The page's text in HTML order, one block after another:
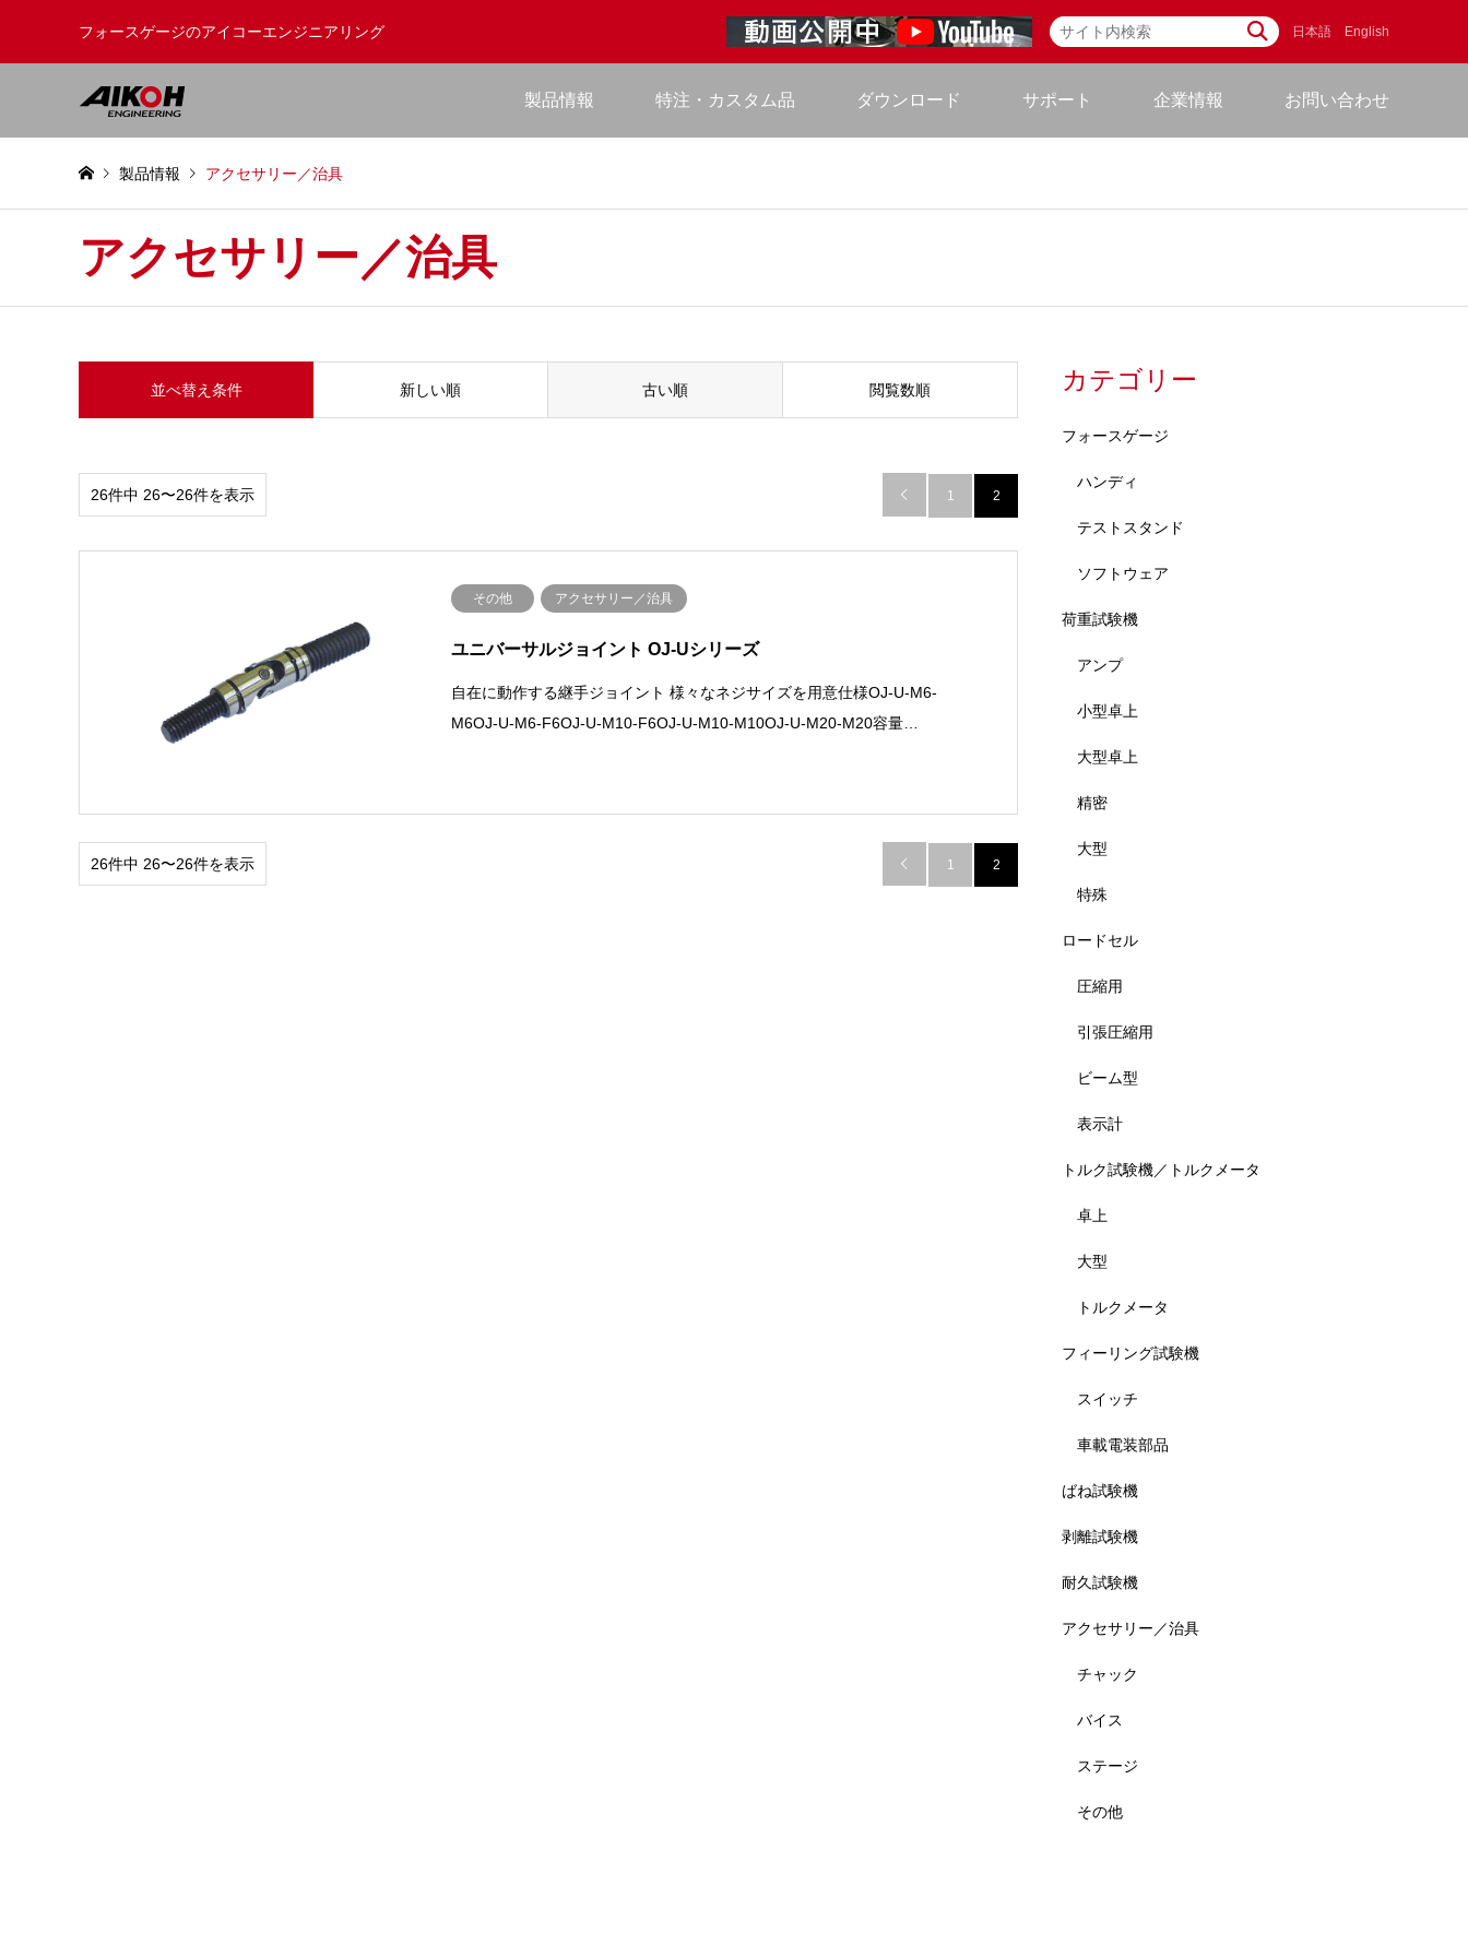
フォースゲージのアイコーエンジニアリング 日本語 English
製品情報 特注・カスタム品 ダウンロード サポート 企業情報 お問い合わせ
製品情報 アクセサリー／治具
アクセサリー／治具
並べ替え条件 新しい順 古い順 閲覧数順
26件中 26〜26件を表示  1 2
その他 アクセサリー／治具
ユニバーサルジョイント OJ-Uシリーズ
自在に動作する継手ジョイント 様々なネジサイズを用意仕様OJ-U-M6-
M6OJ-U-M6-F6OJ-U-M10-F6OJ-U-M10-M10OJ-U-M20-M20容量…
26件中 26〜26件を表示  1 2
カテゴリー
フォースゲージ
ハンディ
テストスタンド
ソフトウェア
荷重試験機
アンプ
小型卓上
大型卓上
精密
大型
特殊
ロードセル
圧縮用
引張圧縮用
ビーム型
表示計
トルク試験機／トルクメータ
卓上
大型
トルクメータ
フィーリング試験機
スイッチ
車載電装部品
ばね試験機
剥離試験機
耐久試験機
アクセサリー／治具
チャック
バイス
ステージ
その他